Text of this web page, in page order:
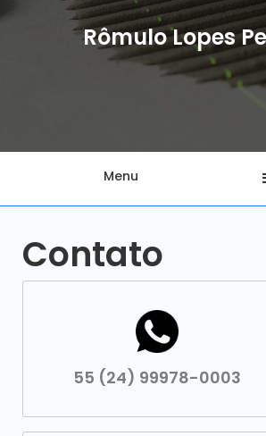
Rômulo Lopes
Menu
Contato
55 (24) 99978-0003